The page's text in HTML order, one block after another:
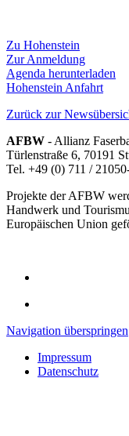
Zu Hohenstein
Zur Anmeldung
Agenda herunterladen
Hohenstein Anfahrt
Zurück zur
AFBW - Allianz
Türlenstraße 6, 70191
Tel. +49 (0) 711 /
Projekte der AFBW
Handwerk und
Europäischen Union
Navigation überspringen
Impressum
Datenschutz